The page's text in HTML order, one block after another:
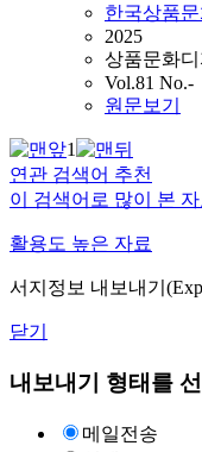
한국상품
2025
상품문화
Vol.81 No.-
원문보기
1
연관 검색어 추천
이 검색어로 많이 본
활용도 높은 자료
서지정보 내보내기
닫기
내보내기 형태를
메일전송